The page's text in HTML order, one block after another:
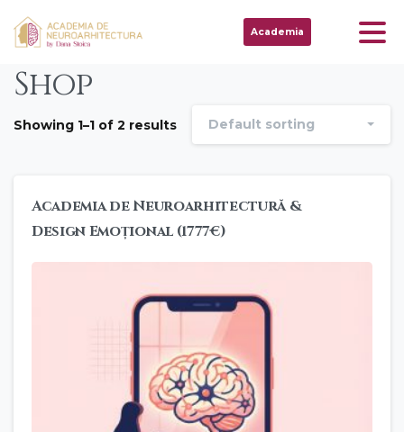
Academia
Shop
Showing 1–1 of 2 results Default sorting
Academia de Neuroarhitectură &
Design Emoțional (1777€)